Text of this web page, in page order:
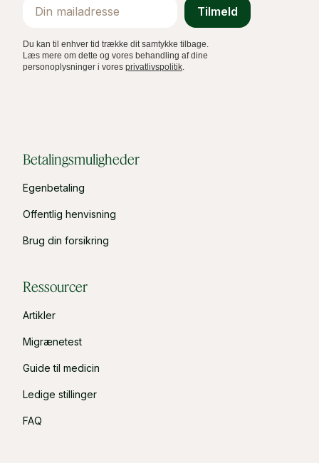
Tilmeld
Du kan til enhver tid trække dit samtykke tilbage.
Læs mere om dette og vores behandling af dine
personoplysninger i vores privatlivspolitik.
Betalingsmuligheder
Egenbetaling
Offentlig henvisning
Brug din forsikring
Ressourcer
Artikler
Migrænetest
Guide til medicin
Ledige stillinger
FAQ